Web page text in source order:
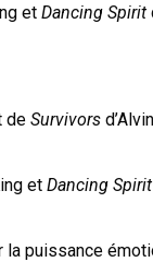
et Dancing Spirit
de Survivors
et Dancing Spirit
la puissance